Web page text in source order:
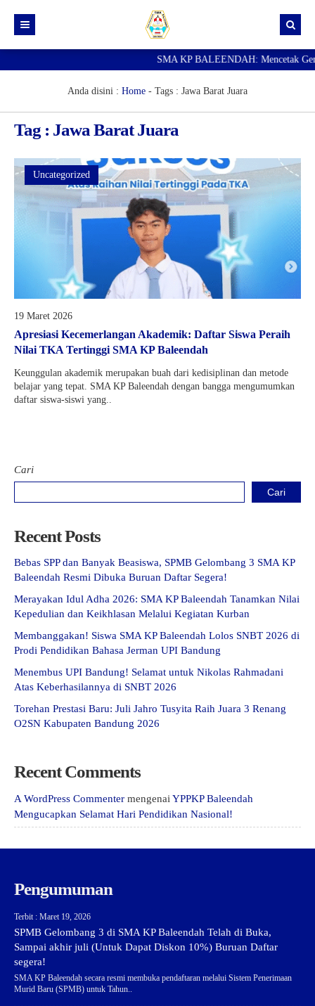
Data Guru
Portal Siswa
SPMB
SNBP
SMA KP BALEENDAH: Mencetak
Anda disini : Home - Tags : Jawa Barat Juara
Tag : Jawa Barat Juara
Uncategorized
19 Maret 2026
Apresiasi Kecemerlangan Akademik: Daftar Siswa Peraih
Nilai TKA Tertinggi SMA KP Baleendah
Keunggulan akademik merupakan buah dari kedisiplinan dan metode
belajar yang tepat. SMA KP Baleendah dengan bangga mengumumkan
daftar siswa-siswi yang..
Cari
Cari
Recent Posts
Bebas SPP dan Banyak Beasiswa, SPMB Gelombang 3 SMA KP
Baleendah Resmi Dibuka Buruan Daftar Segera!
Merayakan Idul Adha 2026: SMA KP Baleendah Tanamkan Nilai
Kepedulian dan Keikhlasan Melalui Kegiatan Kurban
Membanggakan! Siswa SMA KP Baleendah Lolos SNBT 2026 di
Prodi Pendidikan Bahasa Jerman UPI Bandung
Menembus UPI Bandung! Selamat untuk Nikolas Rahmadani
Atas Keberhasilannya di SNBT 2026
Torehan Prestasi Baru: Juli Jahro Tusyita Raih Juara 3 Renang
O2SN Kabupaten Bandung 2026
Recent Comments
A WordPress Commenter mengenai YPPKP Baleendah
Mengucapkan Selamat Hari Pendidikan Nasional!
Pengumuman
Terbit : Maret 19, 2026
SPMB Gelombang 3 di SMA KP Baleendah Telah di Buka,
Sampai akhir juli (Untuk Dapat Diskon 10%) Buruan Daftar
segera!
SMA KP Baleendah secara resmi membuka pendaftaran melalui Sistem Penerimaan
Murid Baru (SPMB) untuk Tahun..